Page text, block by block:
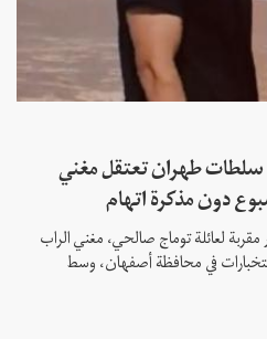
سلطات طهران تعتقل مغني
دون مذكرة اتهام
لعائلة توماج صالحي، مغني الراب
في محافظة أصفهان، وسط